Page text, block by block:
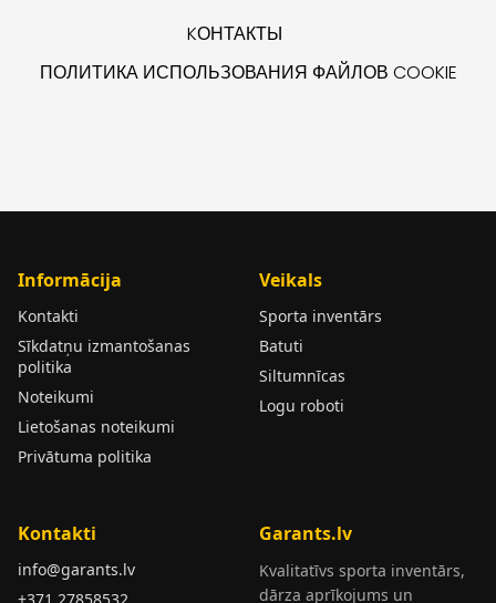
KОНТАКТЫ
ПОЛИТИКА ИСПОЛЬЗОВАНИЯ ФАЙЛОВ COOKIE
Informācija
Kontakti
Sīkdatņu izmantošanas
politika
Noteikumi
Lietošanas noteikumi
Privātuma politika
Veikals
Sporta inventārs
Batuti
Siltumnīcas
Logu roboti
Kontakti
info@garants.lv
Garants.lv
Kvalitatīvs sporta inventārs,
dārza aprīkojums un